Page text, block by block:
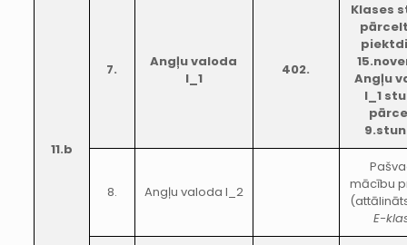
11.b
7.
Angļu valoda
I_1
402.
Klases
Angļu
I_1
8. Angļu valoda I_2
mācību
E-